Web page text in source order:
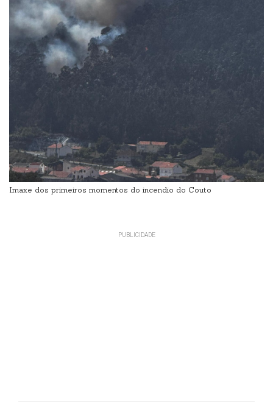
Imaxe dos primeiros momentos do incendio do Couto